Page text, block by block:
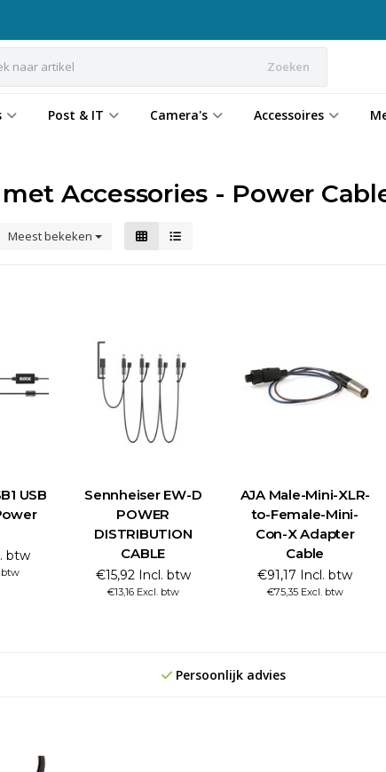
Zoeken
Post & IT Camera's Accessoires
Accessories - Power
Meest bekeken
USB
btw
btw
Sennheiser EW-D
POWER
DISTRIBUTION
CABLE
€15,92 Incl. btw
€13,16 Excl. btw
AJA Male-Mini-XLR-
to-Female-Mini-
Con-X Adapter
Cable
€91,17 Incl. btw
€75,35 Excl. btw
Persoonlijk advies